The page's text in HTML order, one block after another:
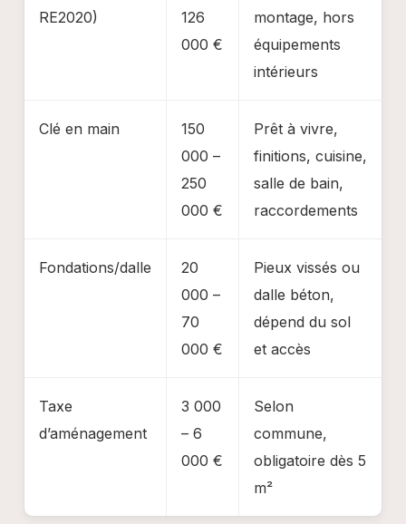
RE2020)
126
000 €
montage, hors
équipements
intérieurs
Clé en main
150
000 –
250
000 €
Prêt à vivre,
finitions, cuisine,
salle de bain,
raccordements
Fondations/dalle
20
000 –
70
000 €
Pieux vissés ou
dalle béton,
dépend du sol
et accès
Taxe
d’aménagement
3 000
– 6
000 €
Selon
commune,
obligatoire dès 5
m²